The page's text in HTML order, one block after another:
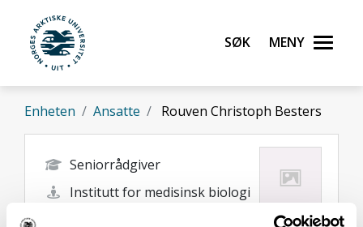
Gå til hovedinnhold
UiT Norges arktiske universitet
Søk Meny
Enheten Ansatte Rouven Christoph Besters
Seniorrådgiver
Institutt for medisinsk biologi